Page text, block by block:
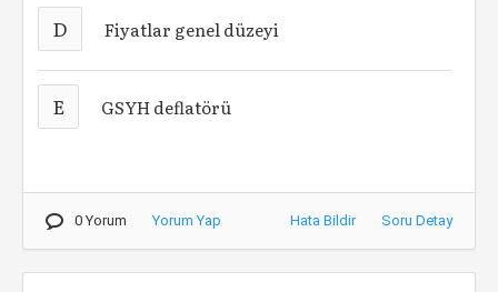
D Fiyatlar genel düzeyi
E GSYH deflatörü
0 Yorum Yorum Yap Hata Bildir Soru Detay